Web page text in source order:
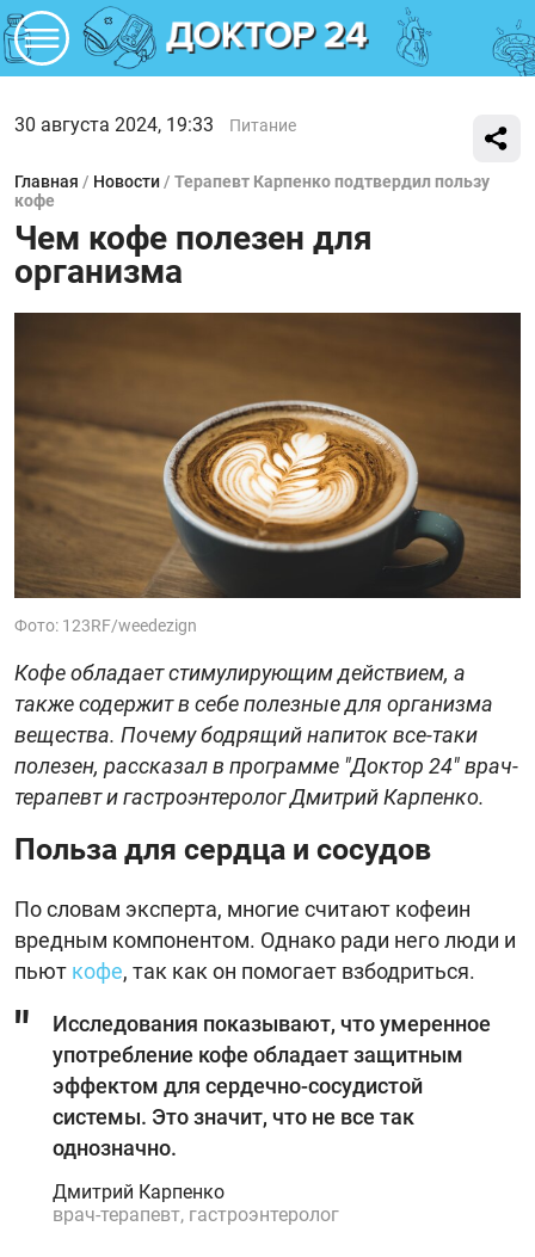
30 августа 2024, 19:33 Питание
Главная / Новости / Терапевт Карпенко подтвердил пользу
кофе
Чем кофе полезен для
организма
Фото: 123RF/weedezign
Кофе обладает стимулирующим действием, а
также содержит в себе полезные для организма
вещества. Почему бодрящий напиток все-таки
полезен, рассказал в программе "Доктор 24" врач-
терапевт и гастроэнтеролог Дмитрий Карпенко.
Польза для сердца и сосудов
По словам эксперта, многие считают кофеин
вредным компонентом. Однако ради него люди и
пьют кофе, так как он помогает взбодриться.
Исследования показывают, что умеренное
употребление кофе обладает защитным
эффектом для сердечно-сосудистой
системы. Это значит, что не все так
однозначно.
Дмитрий Карпенко
врач-терапевт, гастроэнтеролог